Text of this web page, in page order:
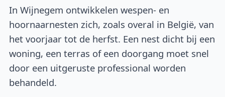
In Wijnegem ontwikkelen wespen- en
hoornaarnesten zich, zoals overal in België, van
het voorjaar tot de herfst. Een nest dicht bij een
woning, een terras of een doorgang moet snel
door een uitgeruste professional worden
behandeld.